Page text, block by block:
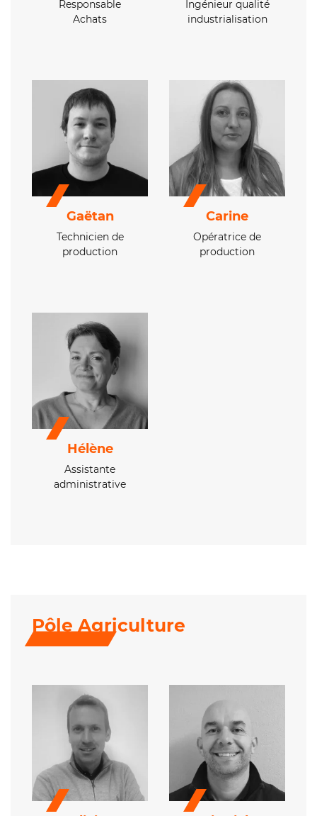
Responsable
Achats
Ingénieur qualité
industrialisation
Gaëtan
Technicien de
production
Carine
Opératrice de
production
Hélène
Assistante
administrative
Pôle Agriculture